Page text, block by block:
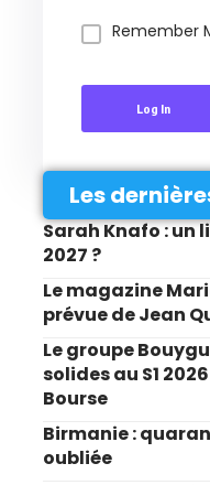
Remember
Log In
Les
Sarah Knafo : un
2027 ?
Le magazine
prévue de Jean
Le groupe
solides au S1
Bourse
Birmanie :
oubliée